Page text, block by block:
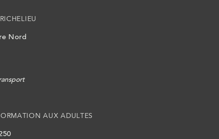
Nord
AUX ADULTES